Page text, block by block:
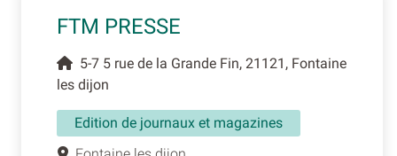
FTM PRESSE
5-7 5 rue de la Grande Fin, 21121, Fontaine
les dijon
Edition de journaux et magazines